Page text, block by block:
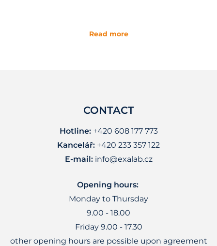
Read more
CONTACT
Hotline:+420 608 177 773
Kancelář: +420 233 357 122
E-mail: info@exalab.cz
Opening hours:
Monday to Thursday
9.00 - 18.00
Friday 9.00 - 17.30
other opening hours are possible upon agreement